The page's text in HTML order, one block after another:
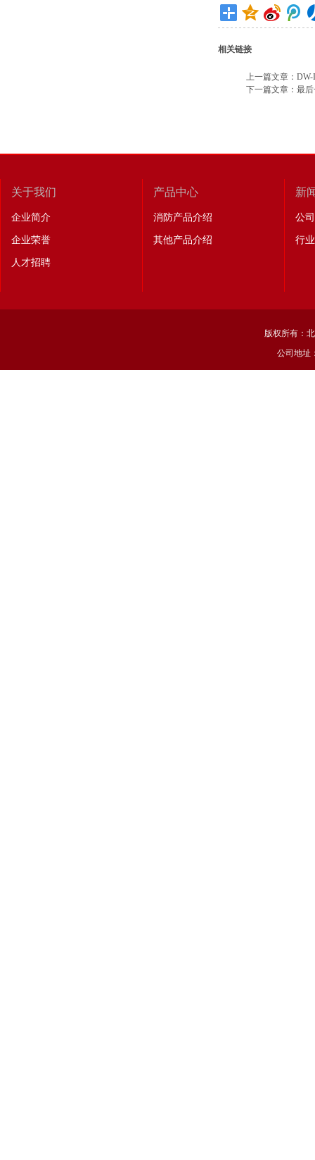
相关链接
上一篇文章：
下一篇文章： 最
关于我们 产品中心 新
企业简介
企业荣誉
人才招聘
消防产品介绍
其他产品介绍
公
行
版权所有：
公司地址